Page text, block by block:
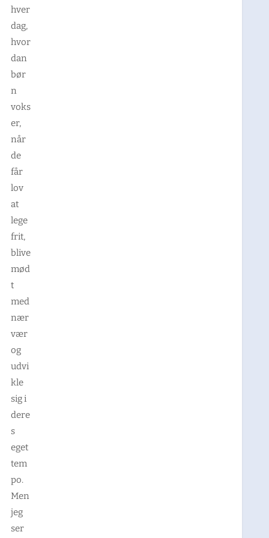
hver
dag,
hvor
dan
bør
n
voks
er,
når
de
får
lov
at
lege
frit,
blive
mød
t
med
nær
vær
og
udvi
kle
sig i
dere
s
eget
tem
po.
Men
jeg
ser